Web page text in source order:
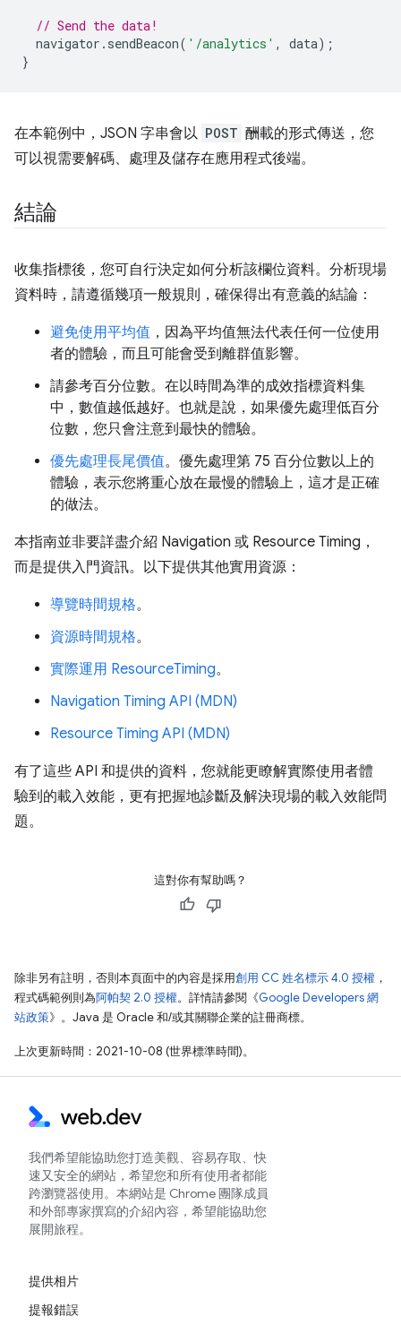
// Send the data!
navigator . sendBeacon( '/analytics' , data);
}
在本範例中，JSON 字串會以 POST 酬載的形式傳送，您
可以視需要解碼、處理及儲存在應用程式後端。
結論
收集指標後，您可自行決定如何分析該欄位資料。分析現場
資料時，請遵循幾項一般規則，確保得出有意義的結論：
避免使用平均值 ，因為平均值無法代表任何一位使用
者的體驗，而且可能會受到離群值影響。
請參考百分位數。在以時間為準的成效指標資料集
中，數值越低越好。也就是說，如果優先處理低百分
位數，您只會注意到最快的體驗。
優先處理長尾價值。優先處理第 75 百分位數以上的
體驗，表示您將重心放在最慢的體驗上，這才是正確
的做法。
本指南並非要詳盡介紹 Navigation 或 Resource Timing，
而是提供入門資訊。以下提供其他實用資源：
導覽時間規格。
資源時間規格。
實際運用 ResourceTiming。
Navigation Timing API (MDN)
Resource Timing API (MDN)
有了這些 API 和提供的資料，您就能更瞭解實際使用者體
驗到的載入效能，更有把握地診斷及解決現場的載入效能問
題。
這對你有幫助嗎？
除非另有註明，否則本頁面中的內容是採用創用 CC 姓名標示 4.0 授權 ，
程式碼範例則為阿帕契 2.0 授權。詳情請參閱《Google Developers 網
站政策》。Java 是 Oracle 和/或其關聯企業的註冊商標。
上次更新時間：2021-10-08 (世界標準時間)。
我們希望能協助您打造美觀、容易存取、快
速又安全的網站，希望您和所有使用者都能
跨瀏覽器使用。本網站是 Chrome 團隊成員
和外部專家撰寫的介紹內容，希望能協助您
展開旅程。
提供相片
提報錯誤